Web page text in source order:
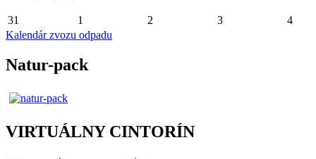
31 1 2 3
4
Kalendár zvozu odpadu
Natur-pack
VIRTUÁLNY CINTORÍN